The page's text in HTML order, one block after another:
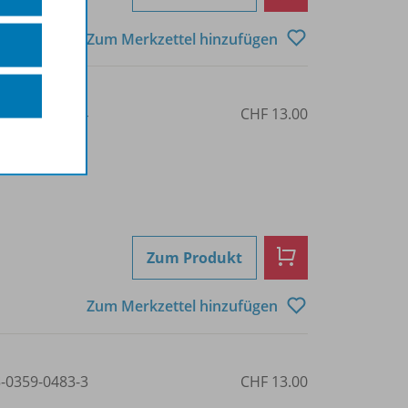
Zum Merkzettel hinzufügen
0359-0486-4 CHF 13.00
Zum Produkt
Zum Merkzettel hinzufügen
0359-0483-3 CHF 13.00